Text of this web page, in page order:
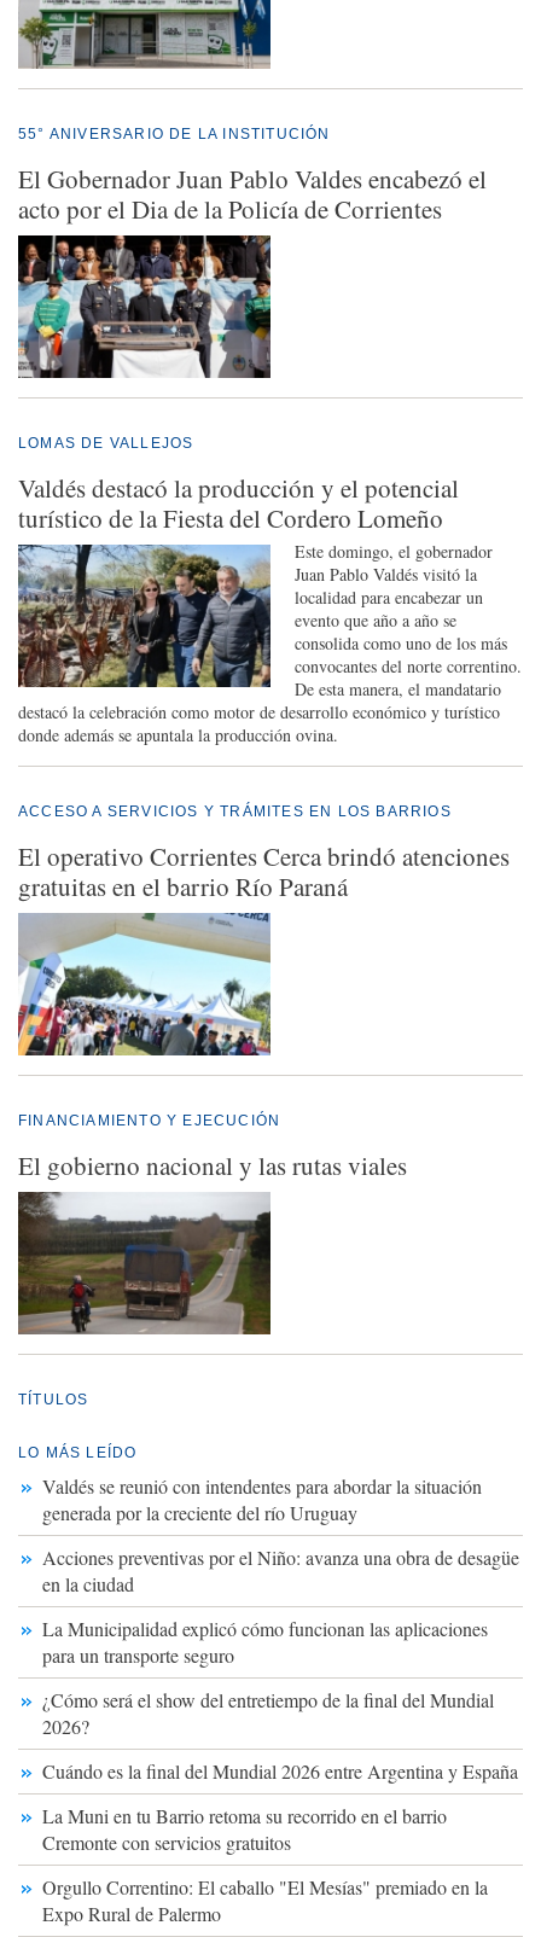
55° ANIVERSARIO DE LA INSTITUCIÓN
El Gobernador Juan Pablo Valdes encabezó el
acto por el Dia de la Policía de Corrientes
LOMAS DE VALLEJOS
Valdés destacó la producción y el potencial
turístico de la Fiesta del Cordero Lomeño
Este domingo, el gobernador
Juan Pablo Valdés visitó la
localidad para encabezar un
evento que año a año se
consolida como uno de los más
convocantes del norte correntino.
De esta manera, el mandatario
destacó la celebración como motor de desarrollo económico y turístico
donde además se apuntala la producción ovina.
ACCESO A SERVICIOS Y TRÁMITES EN LOS BARRIOS
El operativo Corrientes Cerca brindó atenciones
gratuitas en el barrio Río Paraná
FINANCIAMIENTO Y EJECUCIÓN
El gobierno nacional y las rutas viales
TÍTULOS
LO MÁS LEÍDO
Valdés se reunió con intendentes para abordar la situación
generada por la creciente del río Uruguay
Acciones preventivas por el Niño: avanza una obra de desagüe
en la ciudad
La Municipalidad explicó cómo funcionan las aplicaciones
para un transporte seguro
¿Cómo será el show del entretiempo de la final del Mundial
2026?
Cuándo es la final del Mundial 2026 entre Argentina y España
La Muni en tu Barrio retoma su recorrido en el barrio
Cremonte con servicios gratuitos
Orgullo Correntino: El caballo "El Mesías" premiado en la
Expo Rural de Palermo